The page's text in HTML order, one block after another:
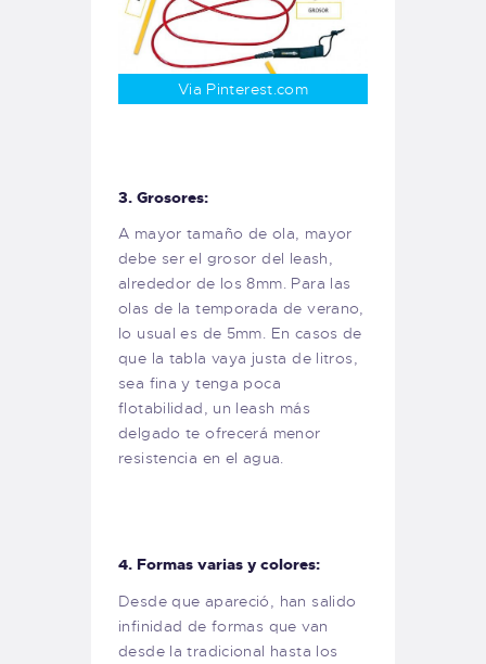
Via Pinterest.com
3. Grosores:
A mayor tamaño de ola, mayor
debe ser el grosor del leash,
alrededor de los 8mm. Para las
olas de la temporada de verano,
lo usual es de 5mm. En casos de
que la tabla vaya justa de litros,
sea fina y tenga poca
flotabilidad, un leash más
delgado te ofrecerá menor
resistencia en el agua.
4. Formas varias y colores:
Desde que apareció, han salido
infinidad de formas que van
desde la tradicional hasta los